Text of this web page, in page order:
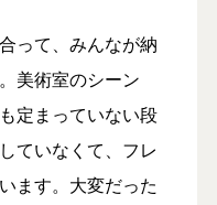
って、みんなが納
美術室のシーン
定まっていない段
ていなくて、フレ
ます。大変だった